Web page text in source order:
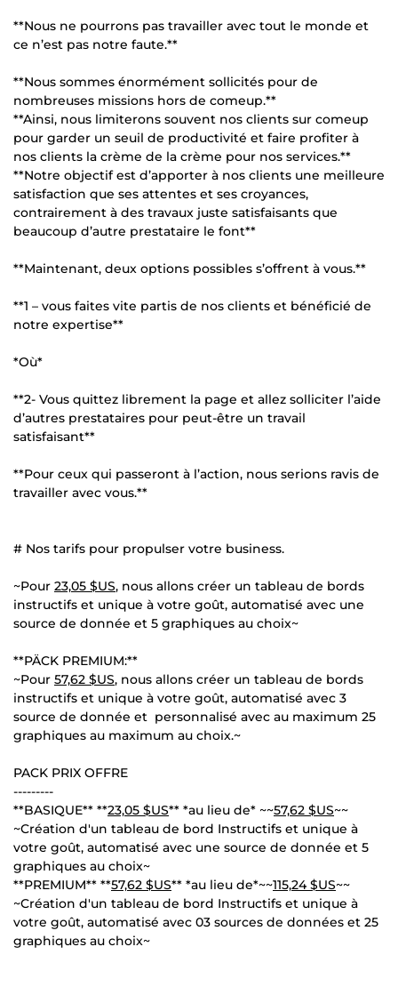
**Nous ne pourrons pas travailler avec tout le monde et
ce n’est pas notre faute.**
**Nous sommes énormément sollicités pour de
nombreuses missions hors de comeup.**
**Ainsi, nous limiterons souvent nos clients sur comeup
pour garder un seuil de productivité et faire profiter à
nos clients la crème de la crème pour nos services.**
**Notre objectif est d’apporter à nos clients une meilleure
satisfaction que ses attentes et ses croyances,
contrairement à des travaux juste satisfaisants que
beaucoup d’autre prestataire le font**
**Maintenant, deux options possibles s’offrent à vous.**
**1 – vous faites vite partis de nos clients et bénéficié de
notre expertise**
*Où*
**2- Vous quittez librement la page et allez solliciter l’aide
d’autres prestataires pour peut-être un travail
satisfaisant**
**Pour ceux qui passeront à l’action, nous serions ravis de
travailler avec vous.**
# Nos tarifs pour propulser votre business.
~Pour 23,05 $US, nous allons créer un tableau de bords
instructifs et unique à votre goût, automatisé avec une
source de donnée et 5 graphiques au choix~
**PÄCK PREMIUM:**
~Pour 57,62 $US, nous allons créer un tableau de bords
instructifs et unique à votre goût, automatisé avec 3
source de donnée et personnalisé avec au maximum 25
graphiques au maximum au choix.~
PACK PRIX OFFRE
---------
**BASIQUE** **23,05 $US** *au lieu de* ~~57,62 $US~~
~Création d'un tableau de bord Instructifs et unique à
votre goût, automatisé avec une source de donnée et 5
graphiques au choix~
**PREMIUM** **57,62 $US** *au lieu de*~~115,24 $US~~
~Création d'un tableau de bord Instructifs et unique à
votre goût, automatisé avec 03 sources de données et 25
graphiques au choix~